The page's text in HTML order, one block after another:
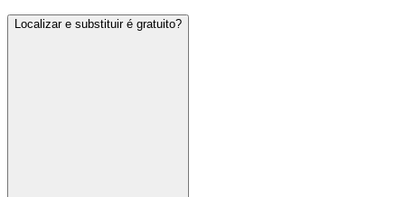
Localizar e substituir é gratuito?